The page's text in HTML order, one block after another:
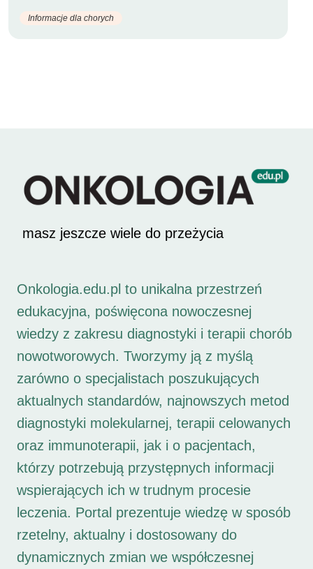
Informacje dla chorych
masz jeszcze wiele do przeżycia
Onkologia.edu.pl to unikalna przestrzeń
edukacyjna, poświęcona nowoczesnej
wiedzy z zakresu diagnostyki i terapii chorób
nowotworowych. Tworzymy ją z myślą
zarówno o specjalistach poszukujących
aktualnych standardów, najnowszych metod
diagnostyki molekularnej, terapii celowanych
oraz immunoterapii, jak i o pacjentach,
którzy potrzebują przystępnych informacji
wspierających ich w trudnym procesie
leczenia. Portal prezentuje wiedzę w sposób
rzetelny, aktualny i dostosowany do
dynamicznych zmian we współczesnej